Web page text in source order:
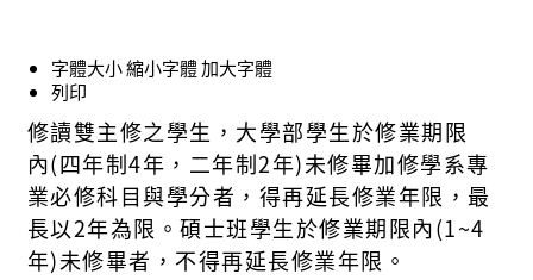
字體大小縮小字體加大字體
列印
修讀雙主修之學生， 大學部學生於修業期限
內(四年制4年 ，二年制2年)未修畢加修學系專
業必修科目與學分者，得再延長修業年限， 最
長以2年為限 。 碩士班學生於修業期限內(1~4
年)未修畢者，不得再延長修業年限。